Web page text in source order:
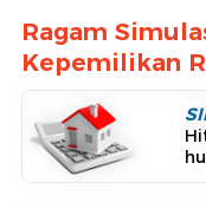
Ragam
Kepemilikan